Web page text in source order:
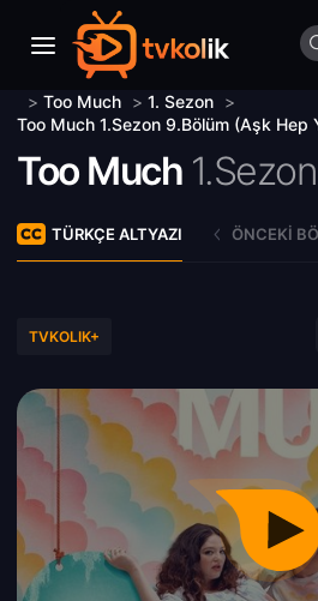
> Too Much > 1. Sezon >
Too Much 1.Sezon 9.Bölüm (Aşk Hep
Too Much
TÜRKÇE ALTYAZI ÖNCEKI
TVKOLIK+